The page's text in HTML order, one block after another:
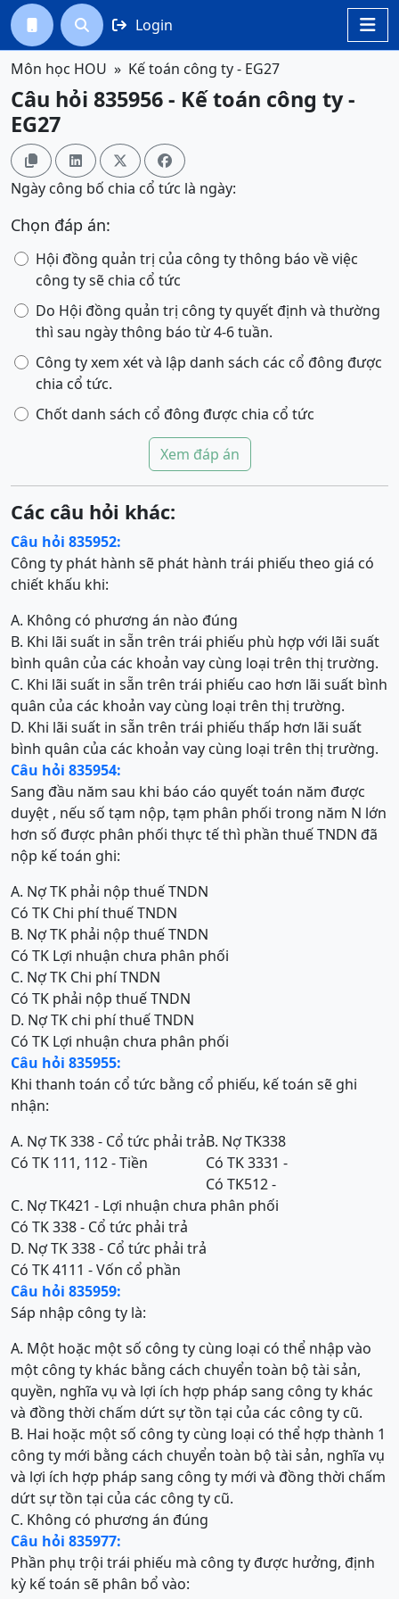

  Login
Môn học HOU Kế toán công ty - EG27
Câu hỏi 835956 - Kế toán công ty -
EG27
   
Ngày công bố chia cổ tức là ngày:
Chọn đáp án:
Hội đồng quản trị của công ty thông báo về việc
công ty sẽ chia cổ tức
Do Hội đồng quản trị công ty quyết định và thường
thì sau ngày thông báo từ 4-6 tuần.
Công ty xem xét và lập danh sách các cổ đông được
chia cổ tức.
Chốt danh sách cổ đông được chia cổ tức
Xem đáp án
Các câu hỏi khác:
Câu hỏi 835952:
Công ty phát hành sẽ phát hành trái phiếu theo giá có
chiết khấu khi:
A. Không có phương án nào đúng
B. Khi lãi suất in sẵn trên trái phiếu phù hợp với lãi suất
bình quân của các khoản vay cùng loại trên thị trường.
C. Khi lãi suất in sẵn trên trái phiếu cao hơn lãi suất bình
quân của các khoản vay cùng loại trên thị trường.
D. Khi lãi suất in sẵn trên trái phiếu thấp hơn lãi suất
bình quân của các khoản vay cùng loại trên thị trường.
Câu hỏi 835954:
Sang đầu năm sau khi báo cáo quyết toán năm được
duyệt , nếu số tạm nộp, tạm phân phối trong năm N lớn
hơn số được phân phối thực tế thì phần thuế TNDN đã
nộp kế toán ghi:
A. Nợ TK phải nộp thuế TNDN
Có TK Chi phí thuế TNDN
B. Nợ TK phải nộp thuế TNDN
Có TK Lợi nhuận chưa phân phối
C. Nợ TK Chi phí TNDN
Có TK phải nộp thuế TNDN
D. Nợ TK chi phí thuế TNDN
Có TK Lợi nhuận chưa phân phối
Câu hỏi 835955:
Khi thanh toán cổ tức bằng cổ phiếu, kế toán sẽ ghi
nhận:
A. Nợ TK 338 - Cổ tức phải trả
Có TK 111, 112 - Tiền
B. Nợ TK338
Có TK 3331 -
Có TK512 -
C. Nợ TK421 - Lợi nhuận chưa phân phối
Có TK 338 - Cổ tức phải trả
D. Nợ TK 338 - Cổ tức phải trả
Có TK 4111 - Vốn cổ phần
Câu hỏi 835959:
Sáp nhập công ty là:
A. Một hoặc một số công ty cùng loại có thể nhập vào
một công ty khác bằng cách chuyển toàn bộ tài sản,
quyền, nghĩa vụ và lợi ích hợp pháp sang công ty khác
và đồng thời chấm dứt sự tồn tại của các công ty cũ.
B. Hai hoặc một số công ty cùng loại có thể hợp thành 1
công ty mới bằng cách chuyển toàn bộ tài sản, nghĩa vụ
và lợi ích hợp pháp sang công ty mới và đồng thời chấm
dứt sự tồn tại của các công ty cũ.
C. Không có phương án đúng
Câu hỏi 835977:
Phần phụ trội trái phiếu mà công ty được hưởng, định
kỳ kế toán sẽ phân bổ vào: